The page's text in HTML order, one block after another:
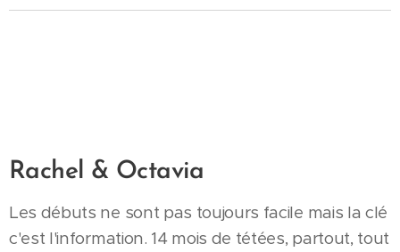
Rachel & Octavia
Les débuts ne sont pas toujours facile mais la clé
c'est l'information. 14 mois de tétées, partout, tout